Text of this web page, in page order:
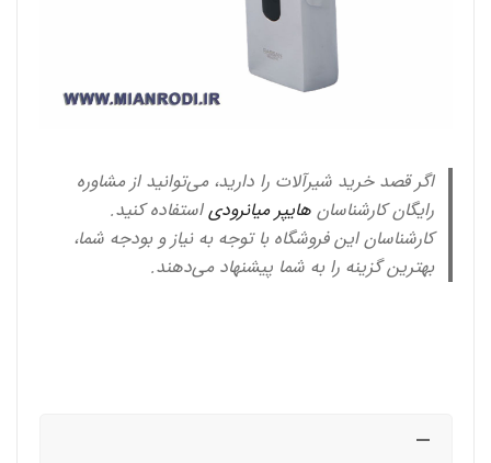
اگر قصد خرید شیرآلات را دارید، می‌توانید از مشاوره
رایگان کارشناسان هایپر میانرودیاستفاده کنید.
کارشناسان این فروشگاه با توجه به نیاز و بودجه شما،
بهترین گزینه را به شما پیشنهاد می‌دهند.